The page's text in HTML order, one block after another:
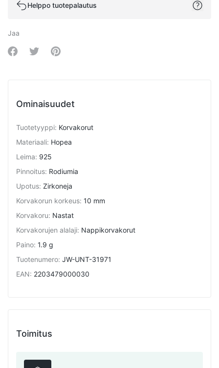
Helppo tuotepalautus
Jaa
Share on Facebook
Share on Twitter
Share on Pinterest
Ominaisuudet
Tuotetyyppi: Korvakorut
Materiaali: Hopea
Leima: 925
Pinnoitus: Rodiumia
Upotus: Zirkoneja
Korvakorun korkeus: 10 mm
Korvakoru: Nastat
Korvakorujen alalaji: Nappikorvakorut
Paino: 1.9 g
Tuotenumero: JW-UNT-31971
EAN: 2203479000030
Toimitus